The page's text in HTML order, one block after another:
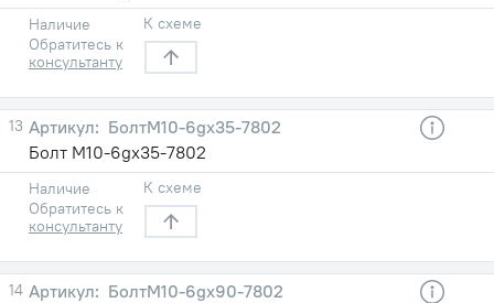
Наличие
Обратитесь к
консультанту
К схеме
13
БолтМ10-6gх35-7802
Болт М10-6gх35-7802
Наличие
Обратитесь к
консультанту
К схеме
14
БолтМ10-6gх90-7802